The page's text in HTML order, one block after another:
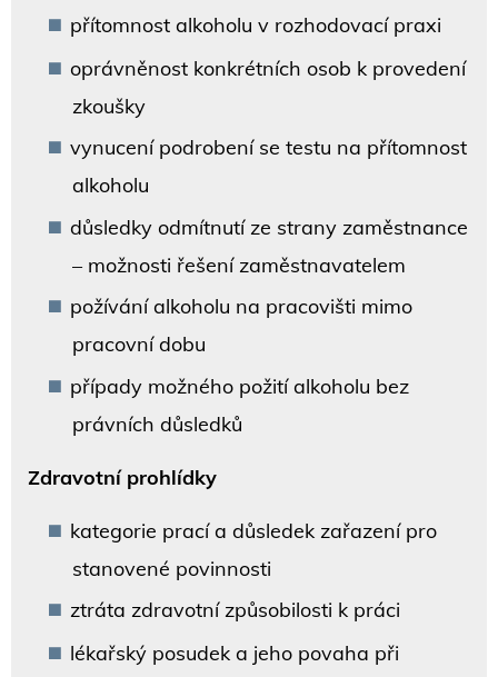
přítomnost alkoholu v rozhodovací praxi
oprávněnost konkrétních osob k provedení
zkoušky
vynucení podrobení se testu na přítomnost
alkoholu
důsledky odmítnutí ze strany zaměstnance
– možnosti řešení zaměstnavatelem
požívání alkoholu na pracovišti mimo
pracovní dobu
případy možného požití alkoholu bez
právních důsledků
Zdravotní prohlídky
kategorie prací a důsledek zařazení pro
stanovené povinnosti
ztráta zdravotní způsobilosti k práci
lékařský posudek a jeho povaha při